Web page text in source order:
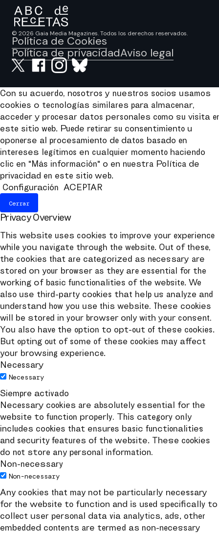
© 2026 Gaia Media Magazines. Todos los derechos reservados.
Política de Cookies
Política de privacidadAviso legal
Con su acuerdo, nosotros y nuestros socios usamos
cookies o tecnologías similares para almacenar,
acceder y procesar datos personales como su visita
este sitio web. Puede retirar su consentimiento u
oponerse al procesamiento de datos basado en
intereses legítimos en cualquier momento haciendo
clic en "Más información" o en nuestra Política de
privacidad en este sitio web.
Configuración
ACEPTAR
Cerrar
Privacy Overview
This website uses cookies to improve your experience
while you navigate through the website. Out of these,
the cookies that are categorized as necessary are
stored on your browser as they are essential for the
working of basic functionalities of the website. We
also use third-party cookies that help us analyze and
understand how you use this website. These cookies
will be stored in your browser only with your consent.
You also have the option to opt-out of these cookies.
But opting out of some of these cookies may affect
your browsing experience.
Necessary
Necessary
Siempre activado
Necessary cookies are absolutely essential for the
website to function properly. This category only
includes cookies that ensures basic functionalities
and security features of the website. These cookies
do not store any personal information.
Non-necessary
Non-necessary
Any cookies that may not be particularly necessary
for the website to function and is used specifically to
collect user personal data via analytics, ads, other
embedded contents are termed as non-necessary